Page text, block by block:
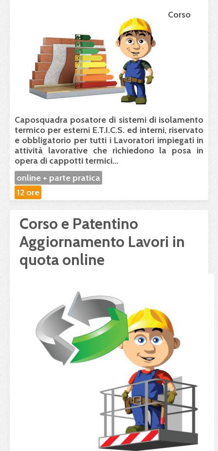
Corso
Caposquadra posatore di sistemi di isolamento
termico per esterni E.T.I.C.S. ed interni, riservato
e obbligatorio per tutti i Lavoratori impiegati in
attività lavorative che richiedono la posa in
opera di cappotti termici...
online + parte pratica
12 ore
Corso e Patentino
Aggiornamento Lavori in
quota online